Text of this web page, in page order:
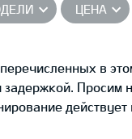
ЦЕНА
в